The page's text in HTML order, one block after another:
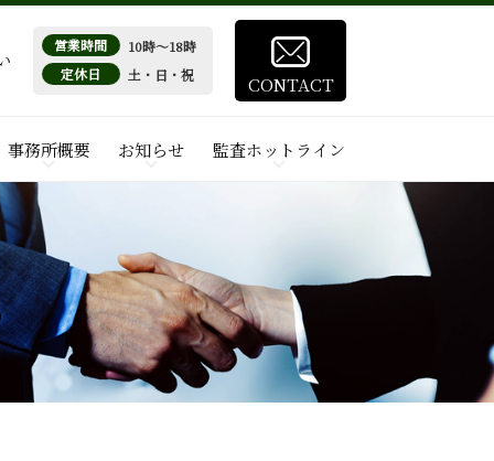
営業時間
10時～18時
定休日
土・日・祝 CONTACT
事務所概要 お知らせ 監査ホットライン